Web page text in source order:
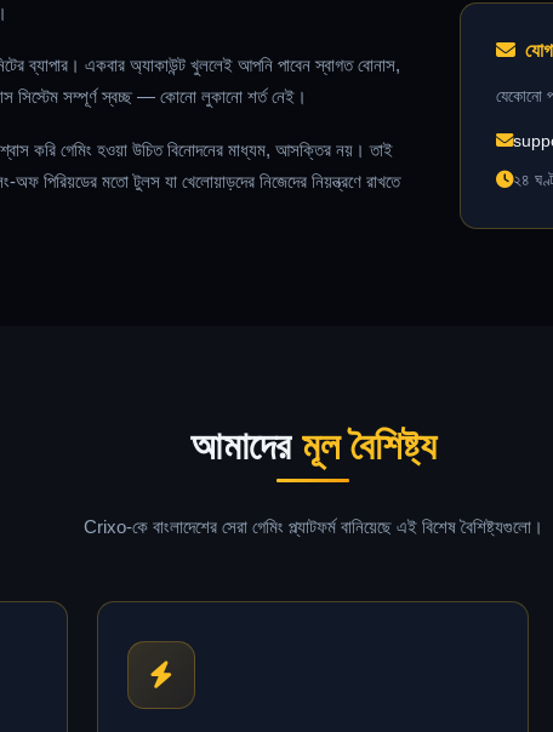
ব্যাপার। একবার অ্যাকাউন্ট খুললেই আপনি পাবেন স্বাগত বোনাস,
সিস্টেম সম্পূর্ণ স্বচ্ছ — কোনো লুকানো শর্ত নেই।
করি গেমিং হওয়া উচিত বিনোদনের মাধ্যম, আসক্তির নয়। তাই
পিরিয়ডের মতো টুলস যা খেলোয়াড়দের নিজেদের নিয়ন্ত্রণে রাখতে
যেকোনো
২৪
আমাদের মূল বৈশিষ্ট্য
Crixo-কে বাংলাদেশের সেরা গেমিং প্ল্যাটফর্ম বানিয়েছে এই বিশেষ বৈশিষ্ট্যগুলো।